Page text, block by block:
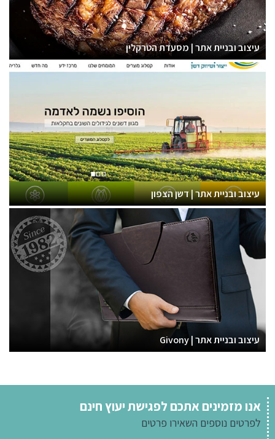
עיצוב ובניית אתר | מסעדת הטרקלין
עיצוב ובניית אתר | דשן הצפון
עיצוב ובניית אתר | Givony
אנו מזמינים אתכם לפגישת יעוץ חינם
לפרטים נוספים השאירו פרטים